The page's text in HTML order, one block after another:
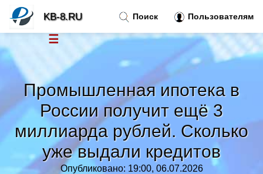
Промышленная ипотека в
России получит ещё 3
миллиарда рублей. Сколько
уже выдали кредитов
Опубликовано: 19:00, 06.07.2026
Поиск Пользователям
KB-8.RU
☰
Тренды новостей »
Рубрики»
Правила »